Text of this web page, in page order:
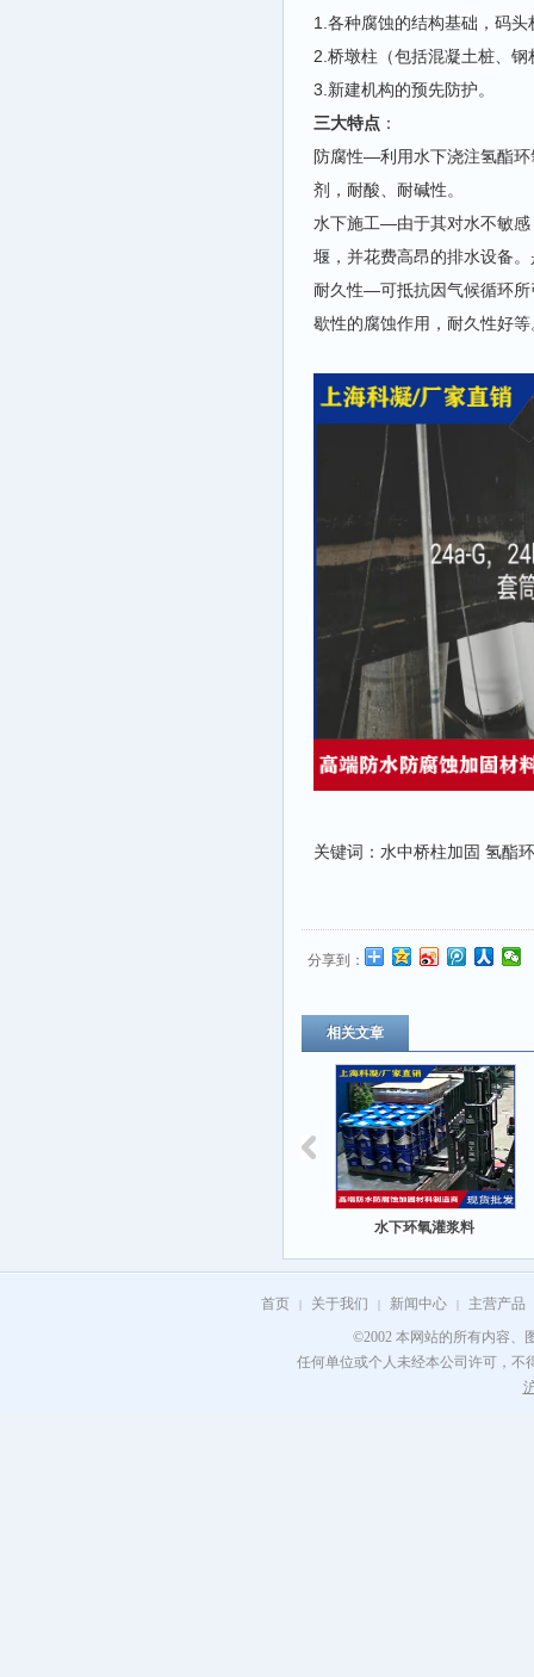
1.各种腐蚀的结构基础，码头
2.桥墩柱（包括混凝土桩、
3.新建机构的预先防护。
三大特点 ：
防腐性—利用水下浇注氢酯环
剂，耐酸、耐碱性。
水下施工—由于其对水不敏感
堰，并花费高昂的排水设备
耐久性—可抵抗因气候循环所
歇性的腐蚀作用，耐久性好等
关键词：水中桥柱加固 氢酯
分享到：
相关文章
水下环氧灌浆料
首页 | 关于我们 | 新闻中心 |
主营产品
©2002 本网站的所有内容、
任何单位或个人未经本公司许可，不